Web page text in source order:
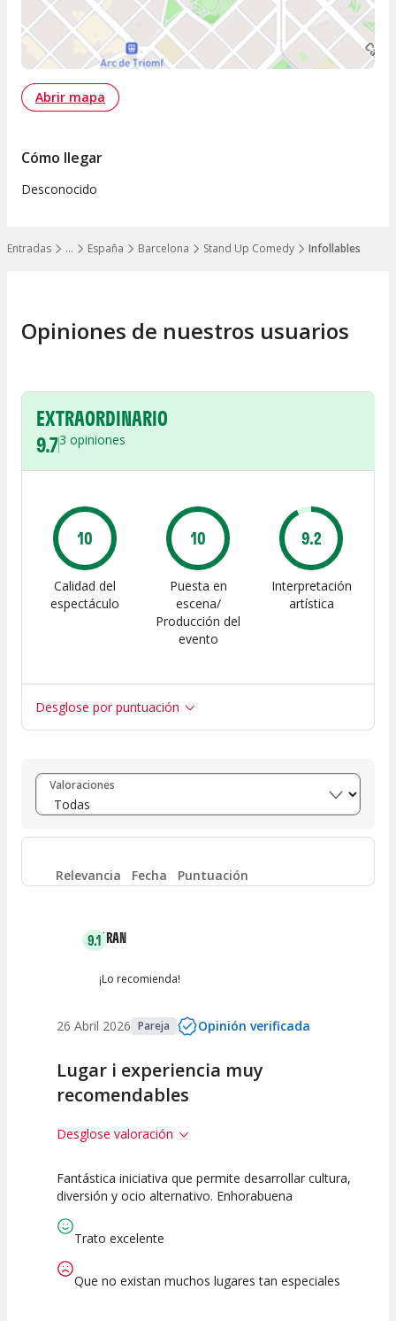
…
Mostrar todos los niveles
Entradas España Barcelona Stand Up Comedy Infollables
Abrir mapa
Cómo llegar
Desconocido
Opiniones de nuestros usuarios
EXTRAORDINARIO
9.73 opiniones
10
Calidad del
espectáculo
10
Puesta en
escena/
Producción del
evento
9.2
Interpretación
artística
Desglose por puntuación
Entre 8 y 10 (3)
Entre 6 y 8 (0)
Entre 4 y 6 0
Valoraciones
Relevancia Fecha Puntuación
9.1ARAN
¡Lo recomienda!
26 Abril 2026 Pareja Opinión verificada
Lugar i experiencia muy
recomendables
Desglose valoración
10
Espectáculo
10 7.5
Fantástica iniciativa que permite desarrollar cultura,
diversión y ocio alternativo. Enhorabuena
Trato excelente
Que no existan muchos lugares tan especiales